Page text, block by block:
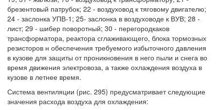
брезентовый патрубок; 22 - воздуховод к тяговому двигателю;
24 - заслонка УПВ-1; 25- заслонка в воздуховоде к ВУВ; 28 -
лист; 29 - шибер поворотный; 30 - перегородкаков
трансформатора, реактора сглаживающего, блока тормозных
резисторов н обеспечения требуемого избыточного давления
в кузове для защиты от проникновения в него пыли и снега во
время движения электровоза, а также охлаждения воздуха в
кузове в летнее время.
Система вентиляции (рис. 295) предусматривает следующие
значения расхода воздуха для охлаждения: